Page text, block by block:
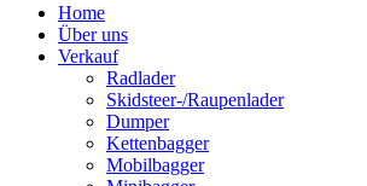
Home
Über uns
Verkauf
Radlader
Skidsteer-/Raupenlader
Dumper
Kettenbagger
Mobilbagger